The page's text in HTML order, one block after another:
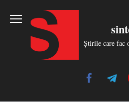
Știrile care fac